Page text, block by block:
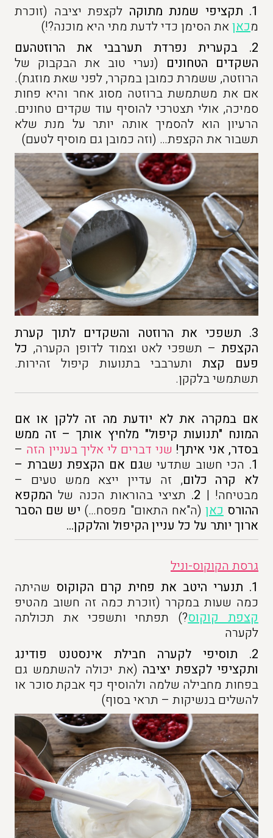
1. תקציפי שמנת מתוקה לקצפת יציבה (זוכרת
מכאן את הסימן כדי לדעת מתי היא מוכנה?!)
2. בקערית נפרדת תערבבי את הרוזטה
עם
השקדים הטחונים (נערי טוב את הבקבוק של
הרוזטה, ששמרת כמובן במקרר, לפני שאת מוזגת).
אם את משתמשת ברוזטה מסוג אחר והיא פחות
סמיכה, אולי תצטרכי להוסיף עוד שקדים טחונים.
הרעיון הוא להסמיך אותה יותר על מנת שלא
תשבור את הקצפת… (וזה כמובן גם מוסיף לטעם)
3.
תשפכי את הרוזטה והשקדים לתוך קערת
הקצפת – תשפכי לאט וצמוד לדופן הקערה, כל
פעם קצת ותערבבי בתנועות קיפול זהירות.
תשתמשי בלקקן.
אם במקרה את לא יודעת מה זה ללקן או אם
המונח "תנועות קיפול" מלחיץ אותך – זה ממש
בסדר, אני איתך! שני דברים לי אליךבעניין הזה –
1. הכי חשוב שתדעי שגם אם הקצפת נשברת –
לא קרה כלום, זה עדיין ייצא ממש טעים –
מבטיחה! | 2. תציצי בהוראות הכנה של המקפא
ההורס כאן(ה"אח התאום" מפסח…) יש שם הסבר
ארוך יותר על כל עניין הקיפול והלקקן…
גרסת הקוקוס-וניל
1. תנערי היטב את פחית קרם הקוקוס שהיתה
כמה שעות במקרר (זוכרת כמה זה חשוב מהטיפ
קצפת קוקוס?) תפתחי ותשפכי את תכולתה
לקערה
2.
תוסיפי לקערה חבילת אינסטנט פודינג
ותקציפי לקצפת יציבה (את יכולה להשתמש גם
בפחות מחבילה שלמה ולהוסיף כף אבקת סוכר או
להשלים בנשיקות – תראי בסוף)